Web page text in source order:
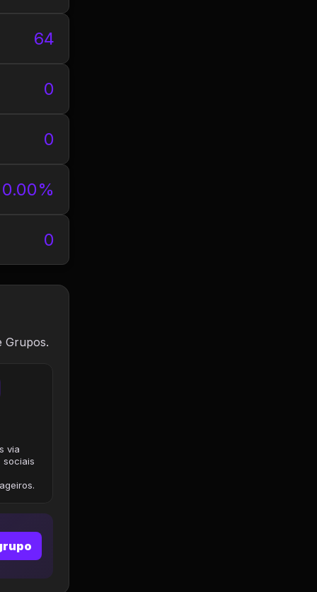
64
0
0
0.00%
0
Grupos.
via
sociais